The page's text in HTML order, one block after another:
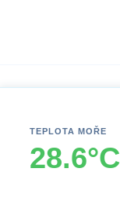
TEPLOTA MOŘE
28.6°C